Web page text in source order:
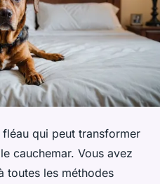
qui peut transformer
cauchemar. Vous avez
toutes les méthodes